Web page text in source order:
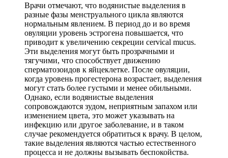
Врачи отмечают, что водянистые выделения в
разные фазы менструального цикла являются
нормальным явлением. В период до и во время
овуляции уровень эстрогена повышается, что
приводит к увеличению секреции cervical mucus.
Эти выделения могут быть прозрачными и
тягучими, что способствует движению
сперматозоидов к яйцеклетке. После овуляции,
когда уровень прогестерона возрастает, выделения
могут стать более густыми и менее обильными.
Однако, если водянистые выделения
сопровождаются зудом, неприятным запахом или
изменением цвета, это может указывать на
инфекцию или другое заболевание, и в таком
случае рекомендуется обратиться к врачу. В целом,
такие выделения являются частью естественного
процесса и не должны вызывать беспокойства.